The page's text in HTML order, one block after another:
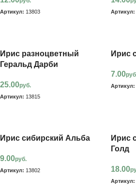
Артикул: 13803 Артикул:
Ирис разноцветный
Геральд Дарби
25.00руб.
Артикул: 13815
Ирис
7.00
Артикул:
Ирис сибирский Альба
9.00руб.
Артикул: 13802
Ирис
Голд
18.00
Артикул: